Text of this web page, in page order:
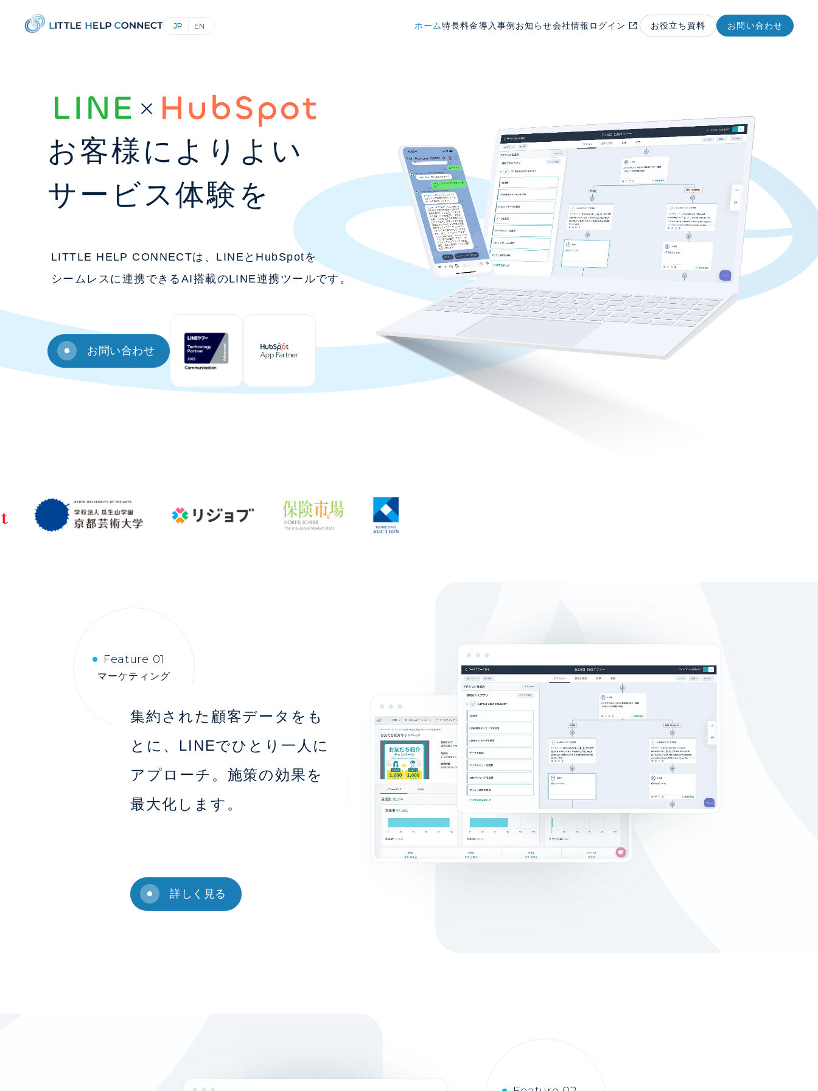
ホーム特長料金導入事例お知らせ会社情報 ログイン お役立ち資料 お問い合わせ
お客様によりよい
サービス体験を
LITTLE HELP CONNECTは、LINEとHubSpotを
シームレスに連携できるAI搭載のLINE連携ツールです。
お問い合わせ
Feature 01
マーケティング
集約された顧客データをも
とに、LINEでひとり一人に
アプローチ。施策の効果を
最大化します。
詳しく見る